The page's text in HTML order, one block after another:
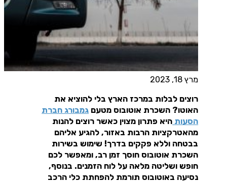
מרץ 18, 2023
רוצים לבלות במרכז הארץ בלי להוציא את
האוטו? השכרת אוטובוס מטעם גמבורג חברת
הסעות היא פתרון מצוין כאשר רוצים להנות
מהאטרקציות הרבות באזור, להגיע אליהם
בבטחה וללא פקקים בדרך! שימוש בשירות
השכרת אוטובוס חוסך זמן רב, ומאפשר לכם
חופש ושליטה מלאה על לוח הזמנים. בנוסף,
נסיעה באוטובוס תורמת להפחתת כלי הרכב